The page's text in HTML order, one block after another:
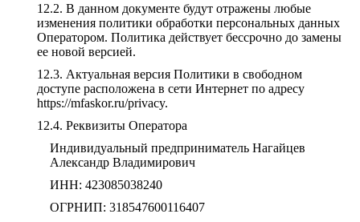
В данном документе будут отражены любые
изменения политики обработки персональных данных
Оператором. Политика действует бессрочно до замены
ее новой версией.
Актуальная версия Политики в свободном
доступе расположена в сети Интернет по адресу
https://mfaskor.ru/privacy.
Реквизиты Оператора
Индивидуальный предприниматель Нагайцев
Александр Владимирович
ИНН: 423085038240
ОГРНИП: 318547600116407